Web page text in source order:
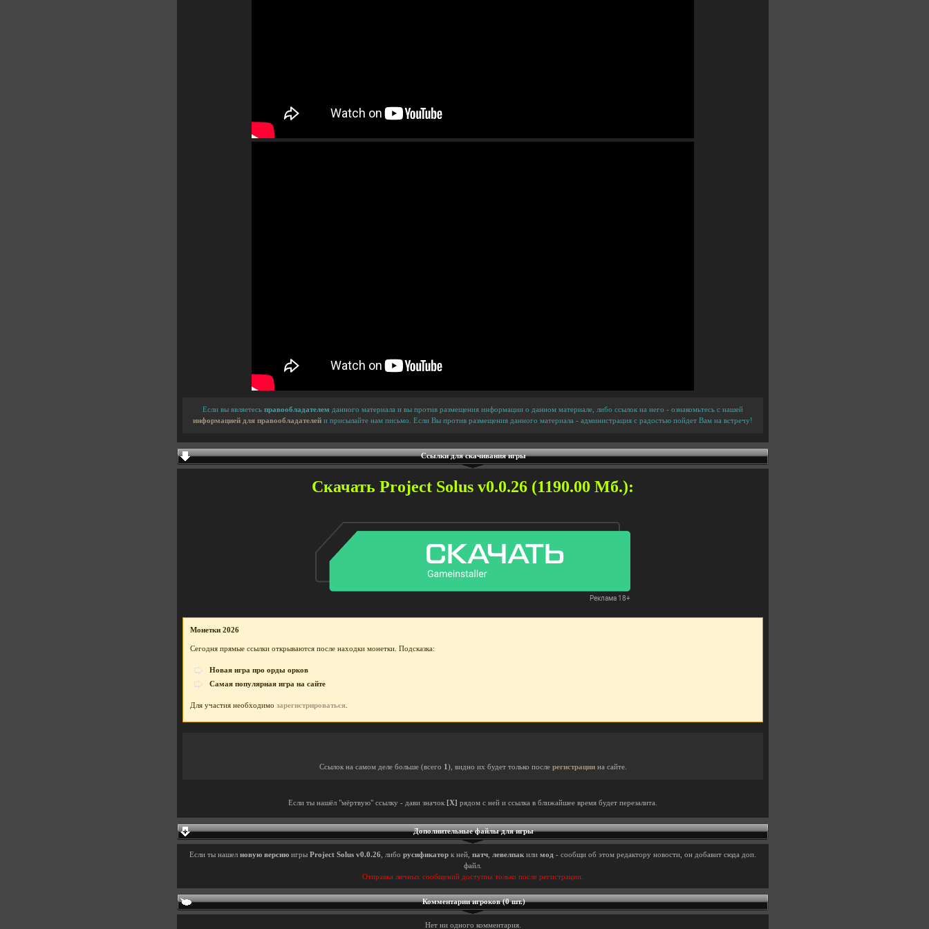
Если вы являетесь правообладателем данного материала и вы против размещения информации о данном материале, либо ссылок на него - ознакомьтесь с нашей
информацией для правообладателей и присылайте нам письмо. Если Вы против размещения данного материала - администрация с радостью пойдет Вам на встречу!
Ссылки для скачивания игры
Скачать Project Solus v0.0.26 (1190.00 Мб.):
Монетки 2026
Сегодня прямые ссылки открываются после находки монетки. Подсказка:
Новая игра про орды орков
Самая популярная игра на сайте
Для участия необходимо зарегистрироваться.
Ссылок на самом деле больше (всего 1), видно их будет только после регистрациина сайте.
Если ты нашёл "мёртвую" ссылку - дави значок [X] рядом с ней и ссылка в ближайшее время будет перезалита.
Дополнительные файлы для игры
Если ты нашел новую версию игры Project Solus v0.0.26, либо русификатор к ней, патч, левелпак или мод - сообщи об этом редактору новости, он добавит сюда доп.
файл.
Отправка личных сообщений доступна только после регистрации.
Комментарии игроков (0 шт.)
Нет ни одного комментария.